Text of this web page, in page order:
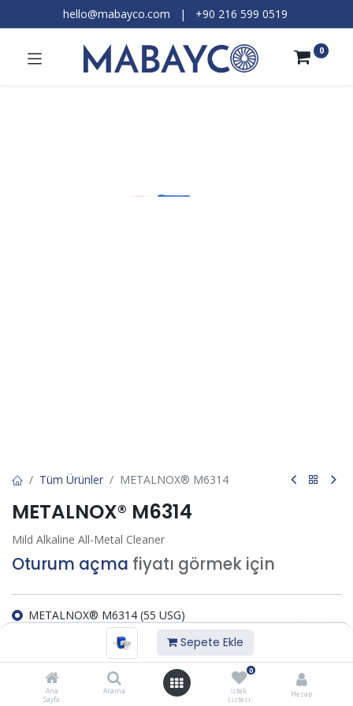
Sepete Ekle
Ana
Sayfa
Arama
0
İstek
Listesi
Hesap
hello@mabayco.com | +90 216 599 0519​
0
Tüm Ürünler METALNOX® M6314
METALNOX® M6314
Mild Alkaline All-Metal Cleaner
Oturum açma fiyatı görmek için
METALNOX® M6314 (55 USG)
METALNOX® M6314 (1 USG)
METALNOX® M6314 (5 USG)
İstek listesine ekle